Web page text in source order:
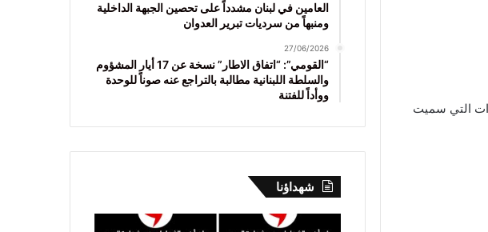
التي سميت
العامين في لبنان مشدداً على تحصين الجبهة الداخلية
ومنبهاً من سرديات تبرير العدوان
27/06/2026
“القومي”: “اتفاق الاطار” نسخة عن 17 أيار المشؤوم
والسلطة اللبنانية مطالبة بالتراجع عنه صوناً للوحدة
ووأداً للفتنة
شهداؤنا